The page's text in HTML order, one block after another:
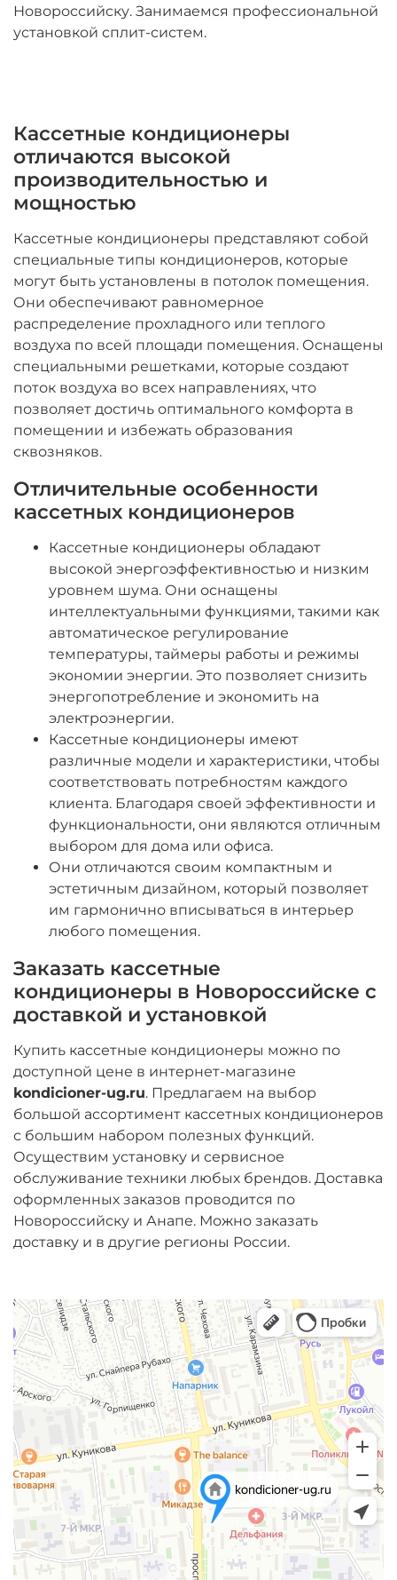
Новороссийску. Занимаемся профессиональной
установкой сплит-систем.
Кассетные кондиционеры
отличаются высокой
производительностью и
мощностью
Кассетные кондиционеры представляют собой
специальные типы кондиционеров, которые
могут быть установлены в потолок помещения.
Они обеспечивают равномерное
распределение прохладного или теплого
воздуха по всей площади помещения. Оснащены
специальными решетками, которые создают
поток воздуха во всех направлениях, что
позволяет достичь оптимального комфорта в
помещении и избежать образования
сквозняков.
Отличительные особенности
кассетных кондиционеров
Кассетные кондиционеры обладают
высокой энергоэффективностью и низким
уровнем шума. Они оснащены
интеллектуальными функциями, такими как
автоматическое регулирование
температуры, таймеры работы и режимы
экономии энергии. Это позволяет снизить
энергопотребление и экономить на
электроэнергии.
Кассетные кондиционеры имеют
различные модели и характеристики, чтобы
соответствовать потребностям каждого
клиента. Благодаря своей эффективности и
функциональности, они являются отличным
выбором для дома или офиса.
Они отличаются своим компактным и
эстетичным дизайном, который позволяет
им гармонично вписываться в интерьер
любого помещения.
Заказать кассетные
кондиционеры в Новороссийске с
доставкой и установкой
Купить кассетные кондиционеры можно по
доступной цене в интернет-магазине
kondicioner-ug.ru. Предлагаем на выбор
большой ассортимент кассетных кондиционеров
с большим набором полезных функций.
Осуществим установку и сервисное
обслуживание техники любых брендов. Доставка
оформленных заказов проводится по
Новороссийску и Анапе. Можно заказать
доставку и в другие регионы России.